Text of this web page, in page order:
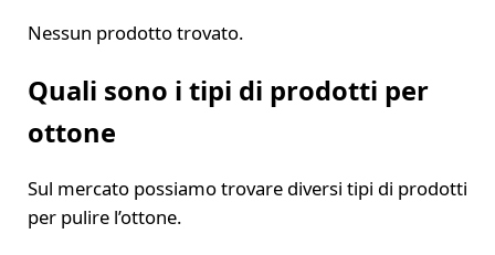
Nessun prodotto trovato.
Quali sono i tipi di prodotti per
ottone
Sul mercato possiamo trovare diversi tipi di prodotti
per pulire l’ottone.